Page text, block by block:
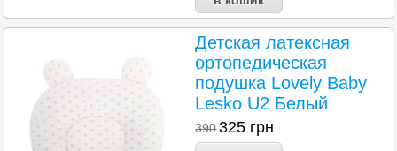
Детская латексная
ортопедическая
подушка Lovely Baby
Lesko U2 Белый
390325 грн